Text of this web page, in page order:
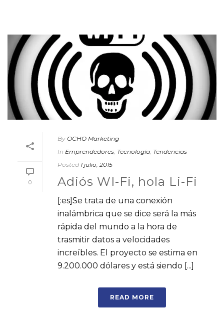
0
By OCHO Marketing
In Emprendedores Tecnología Tendencias
Posted 1 julio, 2015
Adiós WI-Fi, hola Li-Fi
[:es]Se trata de una conexión
inalámbrica que se dice será la más
rápida del mundo a la hora de
trasmitir datos a velocidades
increíbles. El proyecto se estima en
9.200.000 dólares y está siendo [...]
READ MORE